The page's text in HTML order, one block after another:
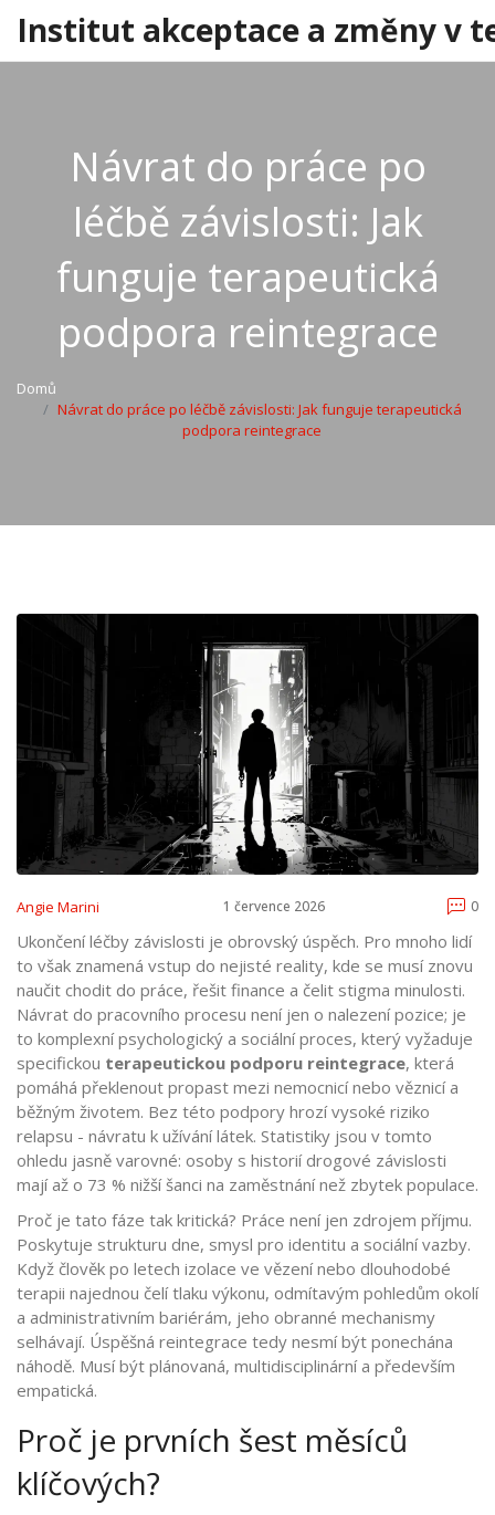
Institut akceptace a změny v
Návrat do práce po
léčbě závislosti: Jak
funguje terapeutická
podpora reintegrace
Domů
Návrat do práce po léčbě závislosti: Jak funguje terapeutická
podpora reintegrace
Angie Marini 1 července 2026 0
Ukončení léčby závislosti je obrovský úspěch. Pro mnoho lidí
to však znamená vstup do nejisté reality, kde se musí znovu
naučit chodit do práce, řešit finance a čelit stigma minulosti.
Návrat do pracovního procesu není jen o nalezení pozice; je
to komplexní psychologický a sociální proces, který vyžaduje
specifickou terapeutickou podporu reintegrace, která
pomáhá překlenout propast mezi nemocnicí nebo věznicí a
běžným životem. Bez této podpory hrozí vysoké riziko
relapsu - návratu k užívání látek. Statistiky jsou v tomto
ohledu jasně varovné: osoby s historií drogové závislosti
mají až o 73 % nižší šanci na zaměstnání než zbytek populace.
Proč je tato fáze tak kritická? Práce není jen zdrojem příjmu.
Poskytuje strukturu dne, smysl pro identitu a sociální vazby.
Když člověk po letech izolace ve vězení nebo dlouhodobé
terapii najednou čelí tlaku výkonu, odmítavým pohledům okolí
a administrativním bariérám, jeho obranné mechanismy
selhávají. Úspěšná reintegrace tedy nesmí být ponechána
náhodě. Musí být plánovaná, multidisciplinární a především
empatická.
Proč je prvních šest měsíců
klíčových?